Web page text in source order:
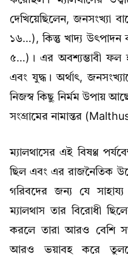
দেখিয়েছিলেন, জনসংখ্যা
১৬…), কিন্তু খাদ্য উৎপাদন
৫…)। এর অবশ্যম্ভাবী ফল
এবং যুদ্ধ। অর্থাৎ,
নিজস্ব কিছু নির্মম উপায়
সংগ্রামের নামান্তর
ম্যালথাসের এই বিষণ্ণ
ছিল এবং এর রাজনৈতিক
গরিবদের জন্য যে
ম্যালথাস তার বিরোধী
করলে তারা আরও বেশি
আরও ভয়াবহ করে